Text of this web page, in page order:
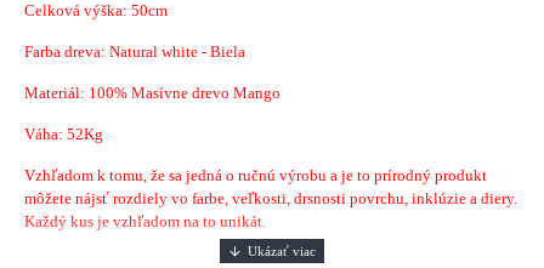
Celková výška: 50cm
Farba dreva: Natural white - Biela
Materiál: 100% Masívne drevo Mango
Váha: 52Kg
Vzhľadom k tomu, že sa jedná o ručnú výrobu a je to prírodný produkt
môžete nájsť rozdiely vo farbe, veľkosti, drsnosti povrchu, inklúzie a diery.
Každý kus je vzhľadom na to unikát.